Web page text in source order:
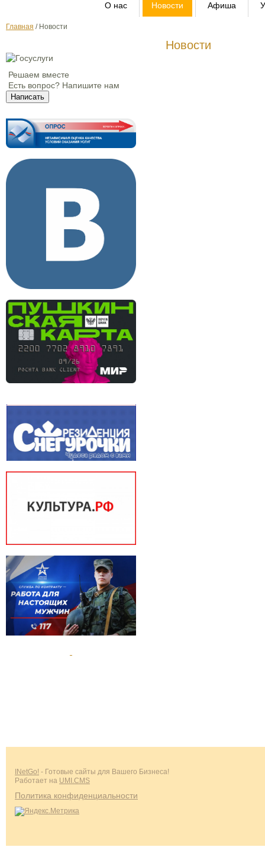
О нас Новости Афиша
Главная / Новости
Решаем вместе
Есть вопрос? Напишите нам
Написать
Новости
INetGo! - Готовые сайты для Вашего Бизнеса!
Работает на UMI.CMS
Политика конфиденциальности